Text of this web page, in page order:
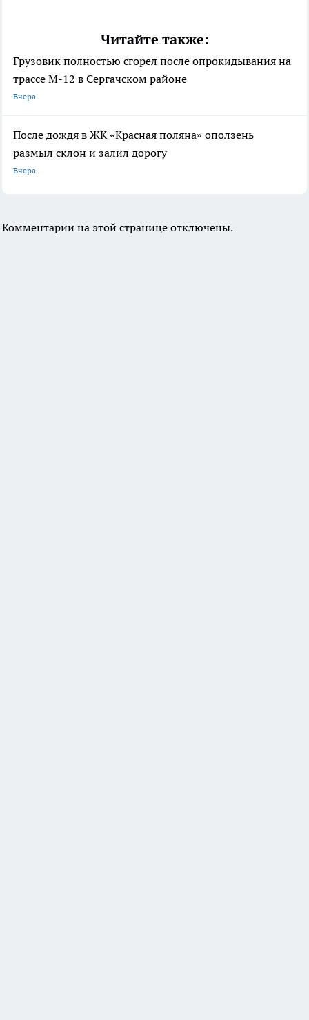
Читайте также:
Грузовик полностью сгорел после опрокидывания на
трассе М-12 в Сергачском районе
Вчера
После дождя в ЖК «Красная поляна» оползень
размыл склон и залил дорогу
Вчера
Комментарии на этой странице отключены.